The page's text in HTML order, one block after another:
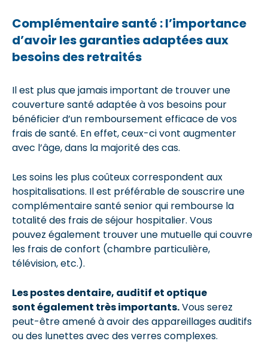
Complémentaire santé : l’importance
d’avoir les garanties adaptées aux
besoins des retraités
Il est plus que jamais important de trouver une
couverture santé adaptée à vos besoins pour
bénéficier d’un remboursement efficace de vos
frais de santé. En effet, ceux-ci vont augmenter
avec l’âge, dans la majorité des cas.
Les soins les plus coûteux correspondent aux
hospitalisations. Il est préférable de souscrire une
complémentaire santé senior qui rembourse la
totalité des frais de séjour hospitalier. Vous
pouvez également trouver une mutuelle qui couvre
les frais de confort (chambre particulière,
télévision, etc.).
Les postes dentaire, auditif et optique
sont également très importants.Vous serez
peut-être amené à avoir des appareillages auditifs
ou des lunettes avec des verres complexes.